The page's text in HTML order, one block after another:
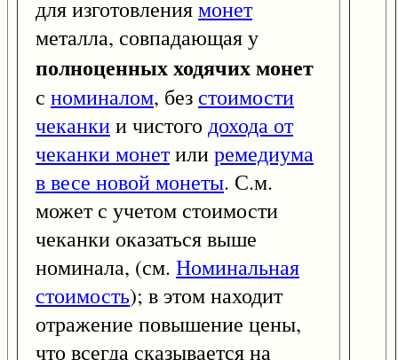
для изготовлениямонет
металла, совпадающая у
полноценных ходячих монет
с номиналом, без стоимости
чеканкии чистого дохода от
чеканки монетилиремедиума
в весе новой монеты. С.м.
может с учетом стоимости
чеканки оказаться выше
номинала, (см. Номинальная
стоимость); в этом находит
отражение повышение цены,
что всегда сказывается на